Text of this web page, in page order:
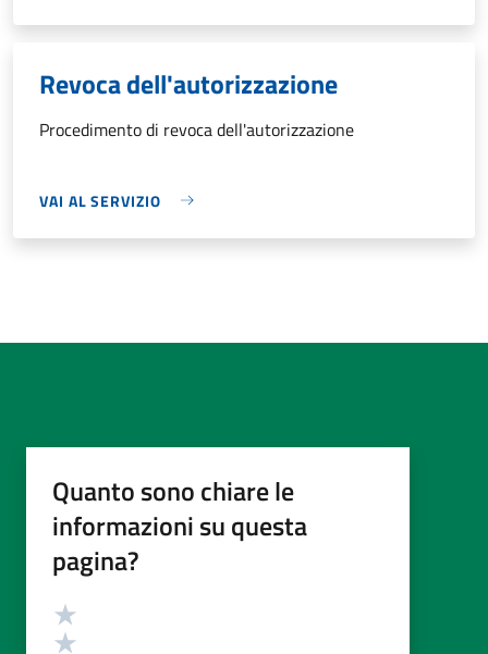
Revoca dell'autorizzazione
Procedimento di revoca dell'autorizzazione
VAI AL SERVIZIO
Quanto sono chiare le
informazioni su questa
pagina?
Valutazione